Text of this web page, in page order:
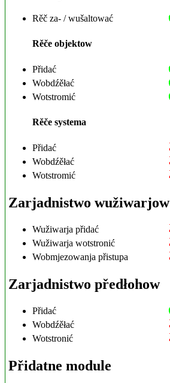
Rěč za- / wušaltować
Rěče objektow
Přidać
Wobdźěłać
Wotstromić
Rěče systema
Přidać
Wobdźěłać
Wotstromić
Zarjadnistwo wužiwarjow
Wužiwarja přidać
Wužiwarja wotstronić
Wobmjezowanja přistupa
Zarjadnistwo předłohow
Přidać
Wobdźěłać
Wotstronić
Přidatne module